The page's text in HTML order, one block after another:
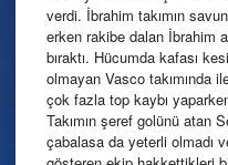
verdi. İbrahim takımın
erken rakibe dalan İbrahim
bıraktı. Hücumda kafası
olmayan Vasco takımında
çok fazla top kaybı
Takımın şeref golünü atan
çabalasa da yeterli olmadı